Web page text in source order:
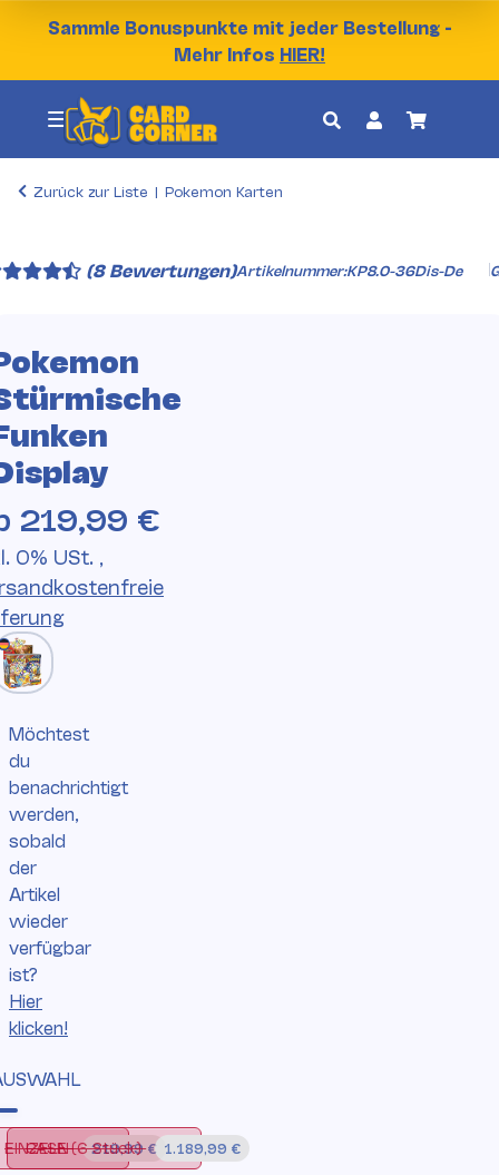
Sammle Bonuspunkte mit jeder Bestellung -
Mehr Infos HIER!
Zurück zur Liste Pokemon Karten
(8 Bewertungen)Artikelnummer:KP8.0-36Dis-De
219,99 €
0% USt. ,
Möchtest
du
benachrichtigt
werden,
sobald
der
Artikel
wieder
verfügbar
ist?
Hier
klicken!
EINZELNEINZELN
219,99 €
CASE (6 Stück)CASE (6 Stück)
1.189,99 €